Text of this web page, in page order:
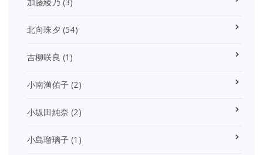
北向珠夕 (54)
吉柳咲良 (1)
小南満佑子 (2)
小坂田純奈 (2)
小島瑠璃子 (1)